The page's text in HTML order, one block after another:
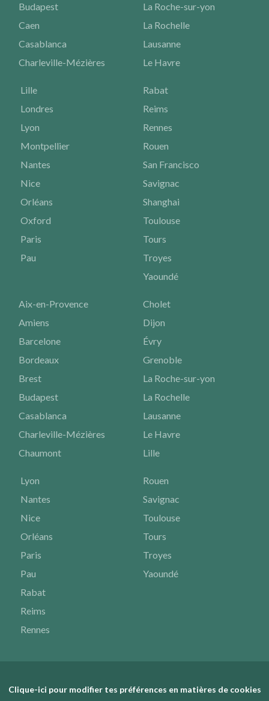
Budapest
Caen
Casablanca
Charleville-Mézières
La Roche-sur-yon
La Rochelle
Lausanne
Le Havre
Lille
Londres
Lyon
Montpellier
Nantes
Nice
Orléans
Oxford
Paris
Pau
Rabat
Reims
Rennes
Rouen
San Francisco
Savignac
Shanghai
Toulouse
Tours
Troyes
Yaoundé
Aix-en-Provence
Amiens
Barcelone
Bordeaux
Brest
Budapest
Casablanca
Charleville-Mézières
Chaumont
Cholet
Dijon
Évry
Grenoble
La Roche-sur-yon
La Rochelle
Lausanne
Le Havre
Lille
Lyon
Nantes
Nice
Orléans
Paris
Pau
Rabat
Reims
Rennes
Rouen
Savignac
Toulouse
Tours
Troyes
Yaoundé
Clique-ici pour modifier tes préférences en matières de cookies